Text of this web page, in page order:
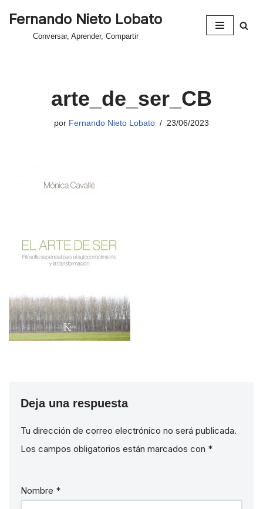
Fernando Nieto Lobato
Conversar, Aprender, Compartir
arte_de_ser_CB
por Fernando Nieto Lobato 23/06/2023
Deja una respuesta
Tu dirección de correo electrónico no será publicada.
Los campos obligatorios están marcados con *
Nombre *